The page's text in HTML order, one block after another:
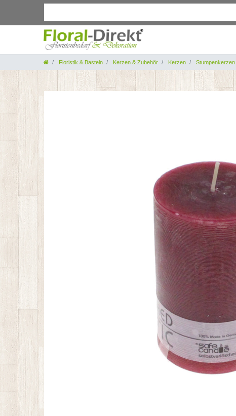
Floristik & Basteln Kerzen & Zubehör Kerzen Stumpenkerzen